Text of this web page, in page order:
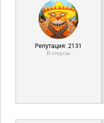
Репутация: 2131
В отпуске